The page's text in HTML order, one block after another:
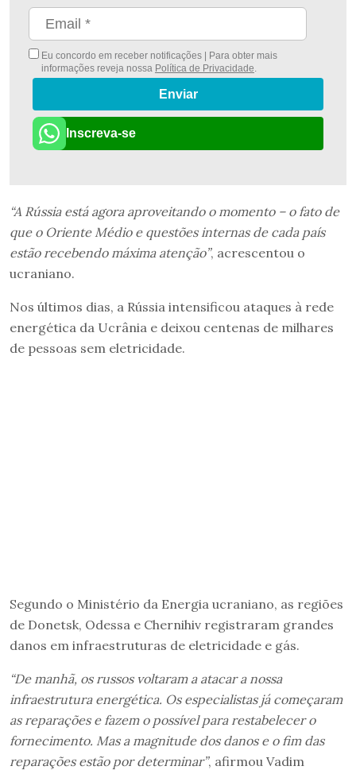
Eu concordo em receber notificações | Para obter mais
informações reveja nossa Política de Privacidade.
Enviar
Inscreva-se
“A Rússia está agora aproveitando o momento – o fato de
que o Oriente Médio e questões internas de cada país
estão recebendo máxima atenção”, acrescentou o
ucraniano.
Nos últimos dias, a Rússia intensificou ataques à rede
energética da Ucrânia e deixou centenas de milhares
de pessoas sem eletricidade.
Segundo o Ministério da Energia ucraniano, as regiões
de Donetsk, Odessa e Chernihiv registraram grandes
danos em infraestruturas de eletricidade e gás.
“De manhã, os russos voltaram a atacar a nossa
infraestrutura energética. Os especialistas já começaram
as reparações e fazem o possível para restabelecer o
fornecimento. Mas a magnitude dos danos e o fim das
reparações estão por determinar”, afirmou Vadim